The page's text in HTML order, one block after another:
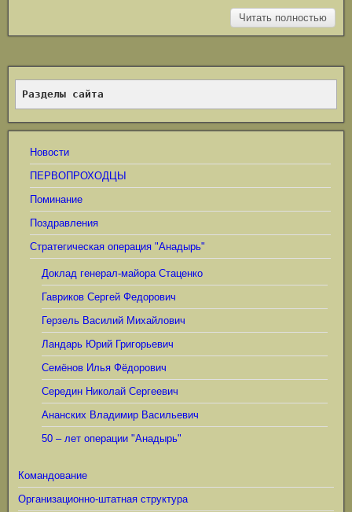
Читать полностью
Разделы сайта
Новости
ПЕРВОПРОХОДЦЫ
Поминание
Поздравления
Стратегическая операция "Анадырь"
Доклад генерал-майора Стаценко
Гавриков Сергей Федорович
Герзель Василий Михайлович
Ландарь Юрий Григорьевич
Семёнов Илья Фёдорович
Середин Николай Сергеевич
Ананских Владимир Васильевич
50 – лет операции "Анадырь"
Командование
Организационно-штатная структура